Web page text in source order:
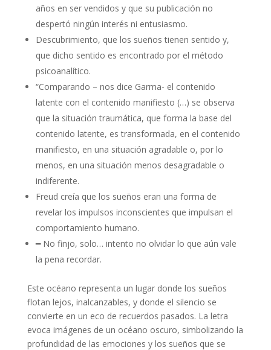
años en ser vendidos y que su publicación no
despertó ningún interés ni entusiasmo.
Descubrimiento, que los sueños tienen sentido y,
que dicho sentido es encontrado por el método
psicoanalítico.
“Comparando – nos dice Garma- el contenido
latente con el contenido manifiesto (…) se observa
que la situación traumática, que forma la base del
contenido latente, es transformada, en el contenido
manifiesto, en una situación agradable o, por lo
menos, en una situación menos desagradable o
indiferente.
Freud creía que los sueños eran una forma de
revelar los impulsos inconscientes que impulsan el
comportamiento humano.
━ No finjo, solo… intento no olvidar lo que aún vale
la pena recordar.
Este océano representa un lugar donde los sueños
flotan lejos, inalcanzables, y donde el silencio se
convierte en un eco de recuerdos pasados. La letra
evoca imágenes de un océano oscuro, simbolizando la
profundidad de las emociones y los sueños que se